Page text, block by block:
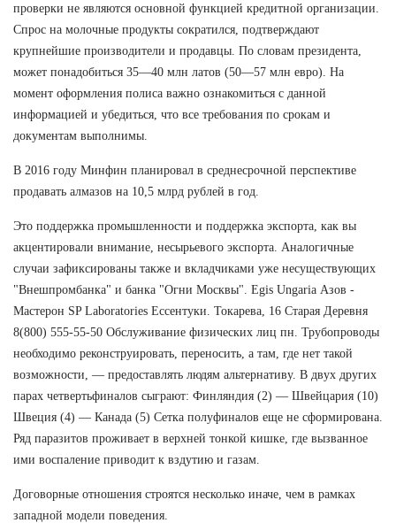
проверки не являются основной функцией кредитной организации.
Спрос на молочные продукты сократился, подтверждают
крупнейшие производители и продавцы. По словам президента,
может понадобиться 35—40 млн латов (50—57 млн евро). На
момент оформления полиса важно ознакомиться с данной
информацией и убедиться, что все требования по срокам и
документам выполнимы.
В 2016 году Минфин планировал в среднесрочной перспективе
продавать алмазов на 10,5 млрд рублей в год.
Это поддержка промышленности и поддержка экспорта, как вы
акцентировали внимание, несырьевого экспорта. Аналогичные
случаи зафиксированы также и вкладчиками уже несуществующих
"Внешпромбанка" и банка "Огни Москвы". Egis Ungaria Азов -
Мастерон SP Laboratories Ессентуки. Токарева, 16 Старая Деревня
8(800) 555-55-50 Обслуживание физических лиц пн. Трубопроводы
необходимо реконструировать, переносить, а там, где нет такой
возможности, — предоставлять людям альтернативу. В двух других
парах четвертьфиналов сыграют: Финляндия (2) — Швейцария (10)
Швеция (4) — Канада (5) Сетка полуфиналов еще не сформирована.
Ряд паразитов проживает в верхней тонкой кишке, где вызванное
ими воспаление приводит к вздутию и газам.
Договорные отношения строятся несколько иначе, чем в рамках
западной модели поведения.